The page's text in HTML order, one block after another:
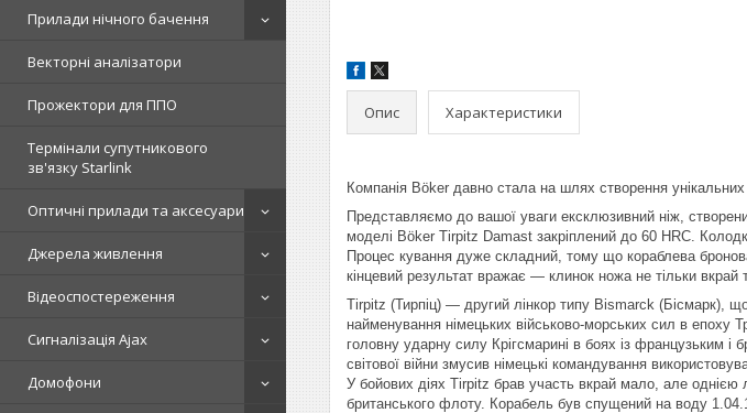
Прилади нічного бачення
Векторні аналізатори
Прожектори для ППО
Термінали супутникового
зв'язку Starlink
Оптичні прилади та аксесуари
Джерела живлення
Відеоспостереження
Сигналізація Ajax
Домофони
Опис Характеристики
Компанія Böker давно стала на шлях створення унікальних
Представляємо до вашої уваги ексклюзивний ніж,
моделі Böker Tirpitz Damast закріплений до 60 HRC.
Процес кування дуже складний, тому що кораблева
кінцевий результат вражає — клинок ножа не тільки
Tirpitz (Тирпіц) — другий лінкор типу Bismarck (Бісмарк),
найменування німецьких військово-морських сил в епоху
головну ударну силу Крігсмарині в боях із французьким і
світової війни змусив німецькі командування
У бойових діях Tirpitz брав участь вкрай мало, але
британського флоту. Корабель був спущений на воду